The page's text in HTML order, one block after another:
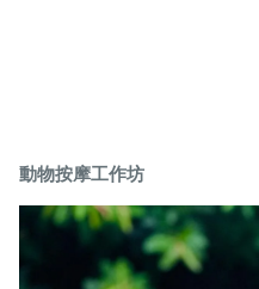
動物按摩工作坊